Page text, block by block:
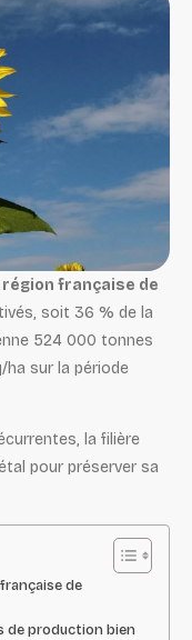
française de
soit 36 % de la
524 000 tonnes
ha sur la période
la filière
pour préserver sa
de
de production bien